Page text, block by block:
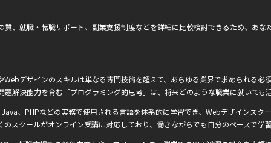
、就職・転職サポート、副業支援制度などを詳細に比較検討できるため、あ
デザインのスキルは単なる専門技術を超えて、あらゆる業界で求められる
解決能力を育む「プログラミング的思考」は、将来どのような職業に就いても
、PHPなどの実務で使用される言語を体系的に学習でき、Webデザインスク
スクールがオンライン受講に対応しており、働きながらでも自分のペースで学